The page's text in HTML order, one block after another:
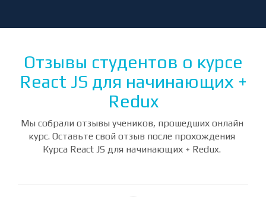
Отзывы студентов о курсе
React JS для начинающих +
Redux
Мы собрали отзывы учеников, прошедших онлайн
курс. Оставьте свой отзыв после прохождения
Курса React JS для начинающих + Redux.